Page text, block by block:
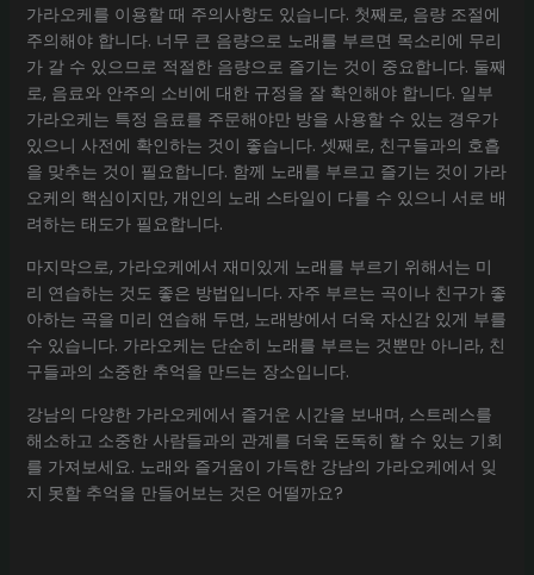
가라오케를 이용할 때 주의사항도 있습니다. 첫째로, 음량 조절에
주의해야 합니다. 너무 큰 음량으로 노래를 부르면 목소리에 무리
가 갈 수 있으므로 적절한 음량으로 즐기는 것이 중요합니다. 둘째
로, 음료와 안주의 소비에 대한 규정을 잘 확인해야 합니다. 일부
가라오케는 특정 음료를 주문해야만 방을 사용할 수 있는 경우가
있으니 사전에 확인하는 것이 좋습니다. 셋째로, 친구들과의 호흡
을 맞추는 것이 필요합니다. 함께 노래를 부르고 즐기는 것이 가라
오케의 핵심이지만, 개인의 노래 스타일이 다를 수 있으니 서로 배
려하는 태도가 필요합니다.
마지막으로, 가라오케에서 재미있게 노래를 부르기 위해서는 미
리 연습하는 것도 좋은 방법입니다. 자주 부르는 곡이나 친구가 좋
아하는 곡을 미리 연습해 두면, 노래방에서 더욱 자신감 있게 부를
수 있습니다. 가라오케는 단순히 노래를 부르는 것뿐만 아니라, 친
구들과의 소중한 추억을 만드는 장소입니다.
강남의 다양한 가라오케에서 즐거운 시간을 보내며, 스트레스를
해소하고 소중한 사람들과의 관계를 더욱 돈독히 할 수 있는 기회
를 가져보세요. 노래와 즐거움이 가득한 강남의 가라오케에서 잊
지 못할 추억을 만들어보는 것은 어떨까요?